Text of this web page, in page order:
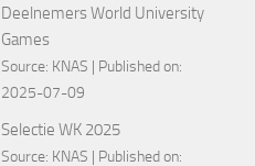
Deelnemers World University
Games
Source: KNAS
Published on:
2025-07-09
Selectie WK 2025
Source: KNAS
Published on: